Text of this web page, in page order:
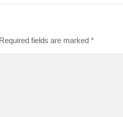
Required fields are marked *